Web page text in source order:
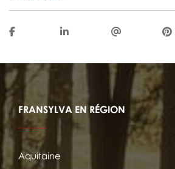
FRANSYLVA EN RÉGION
Aquitaine